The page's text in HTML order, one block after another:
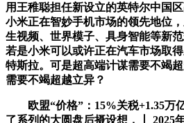
用王稚聪担任新设立的英特尔中国
小米正在智妙手机市场的领先地位
生视频、世界模子、具身智能等新
若是小米可以或许正在汽车市场取
特斯拉。可是超高端计谋需要不竭
需要不竭超越立异？
欧盟“价格”：15%关税+1.35万
了系列的大圆盘后摄设想，丨 2025